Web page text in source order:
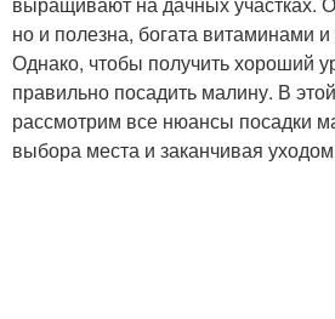
Инструкция по посадке
Жимолости к посадке
но и полезна, богата витаминами
Однако, чтобы получить хороший
правильно посадить малину. В
рассмотрим все нюансы посадки
выбора места и заканчивая